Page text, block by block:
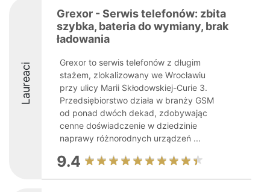
Laureaci
Grexor - Serwis telefonów: zbita
szybka, bateria do wymiany, brak
ładowania
Grexor to serwis telefonów z długim
stażem, zlokalizowany we Wrocławiu
przy ulicy Marii Skłodowskiej-Curie 3.
Przedsiębiorstwo działa w branży GSM
od ponad dwóch dekad, zdobywając
cenne doświadczenie w dziedzinie
naprawy różnorodnych urządzeń ...
9.4